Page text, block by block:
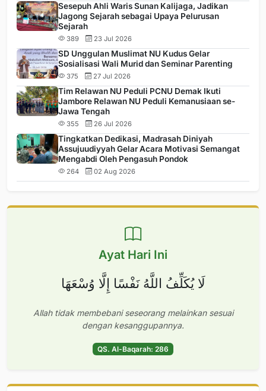
Sesepuh Ahli Waris Sunan Kalijaga, Jadikan
Jagong Sejarah sebagai Upaya Pelurusan
Sejarah
389 23 Jul 2026
SD Unggulan Muslimat NU Kudus Gelar
Sosialisasi Wali Murid dan Seminar Parenting
375 27 Jul 2026
Tim Relawan NU Peduli PCNU Demak Ikuti
Jambore Relawan NU Peduli Kemanusiaan se-
Jawa Tengah
355 26 Jul 2026
Tingkatkan Dedikasi, Madrasah Diniyah
Assujuudiyyah Gelar Acara Motivasi Semangat
Mengabdi Oleh Pengasuh Pondok
264 02 Aug 2026
Ayat Hari Ini
لَا يُكَلِّفُ اللَّهُ نَفْسًا إِلَّا وُسْعَهَا
Allah tidak membebani seseorang melainkan sesuai
dengan kesanggupannya.
QS. Al-Baqarah: 286